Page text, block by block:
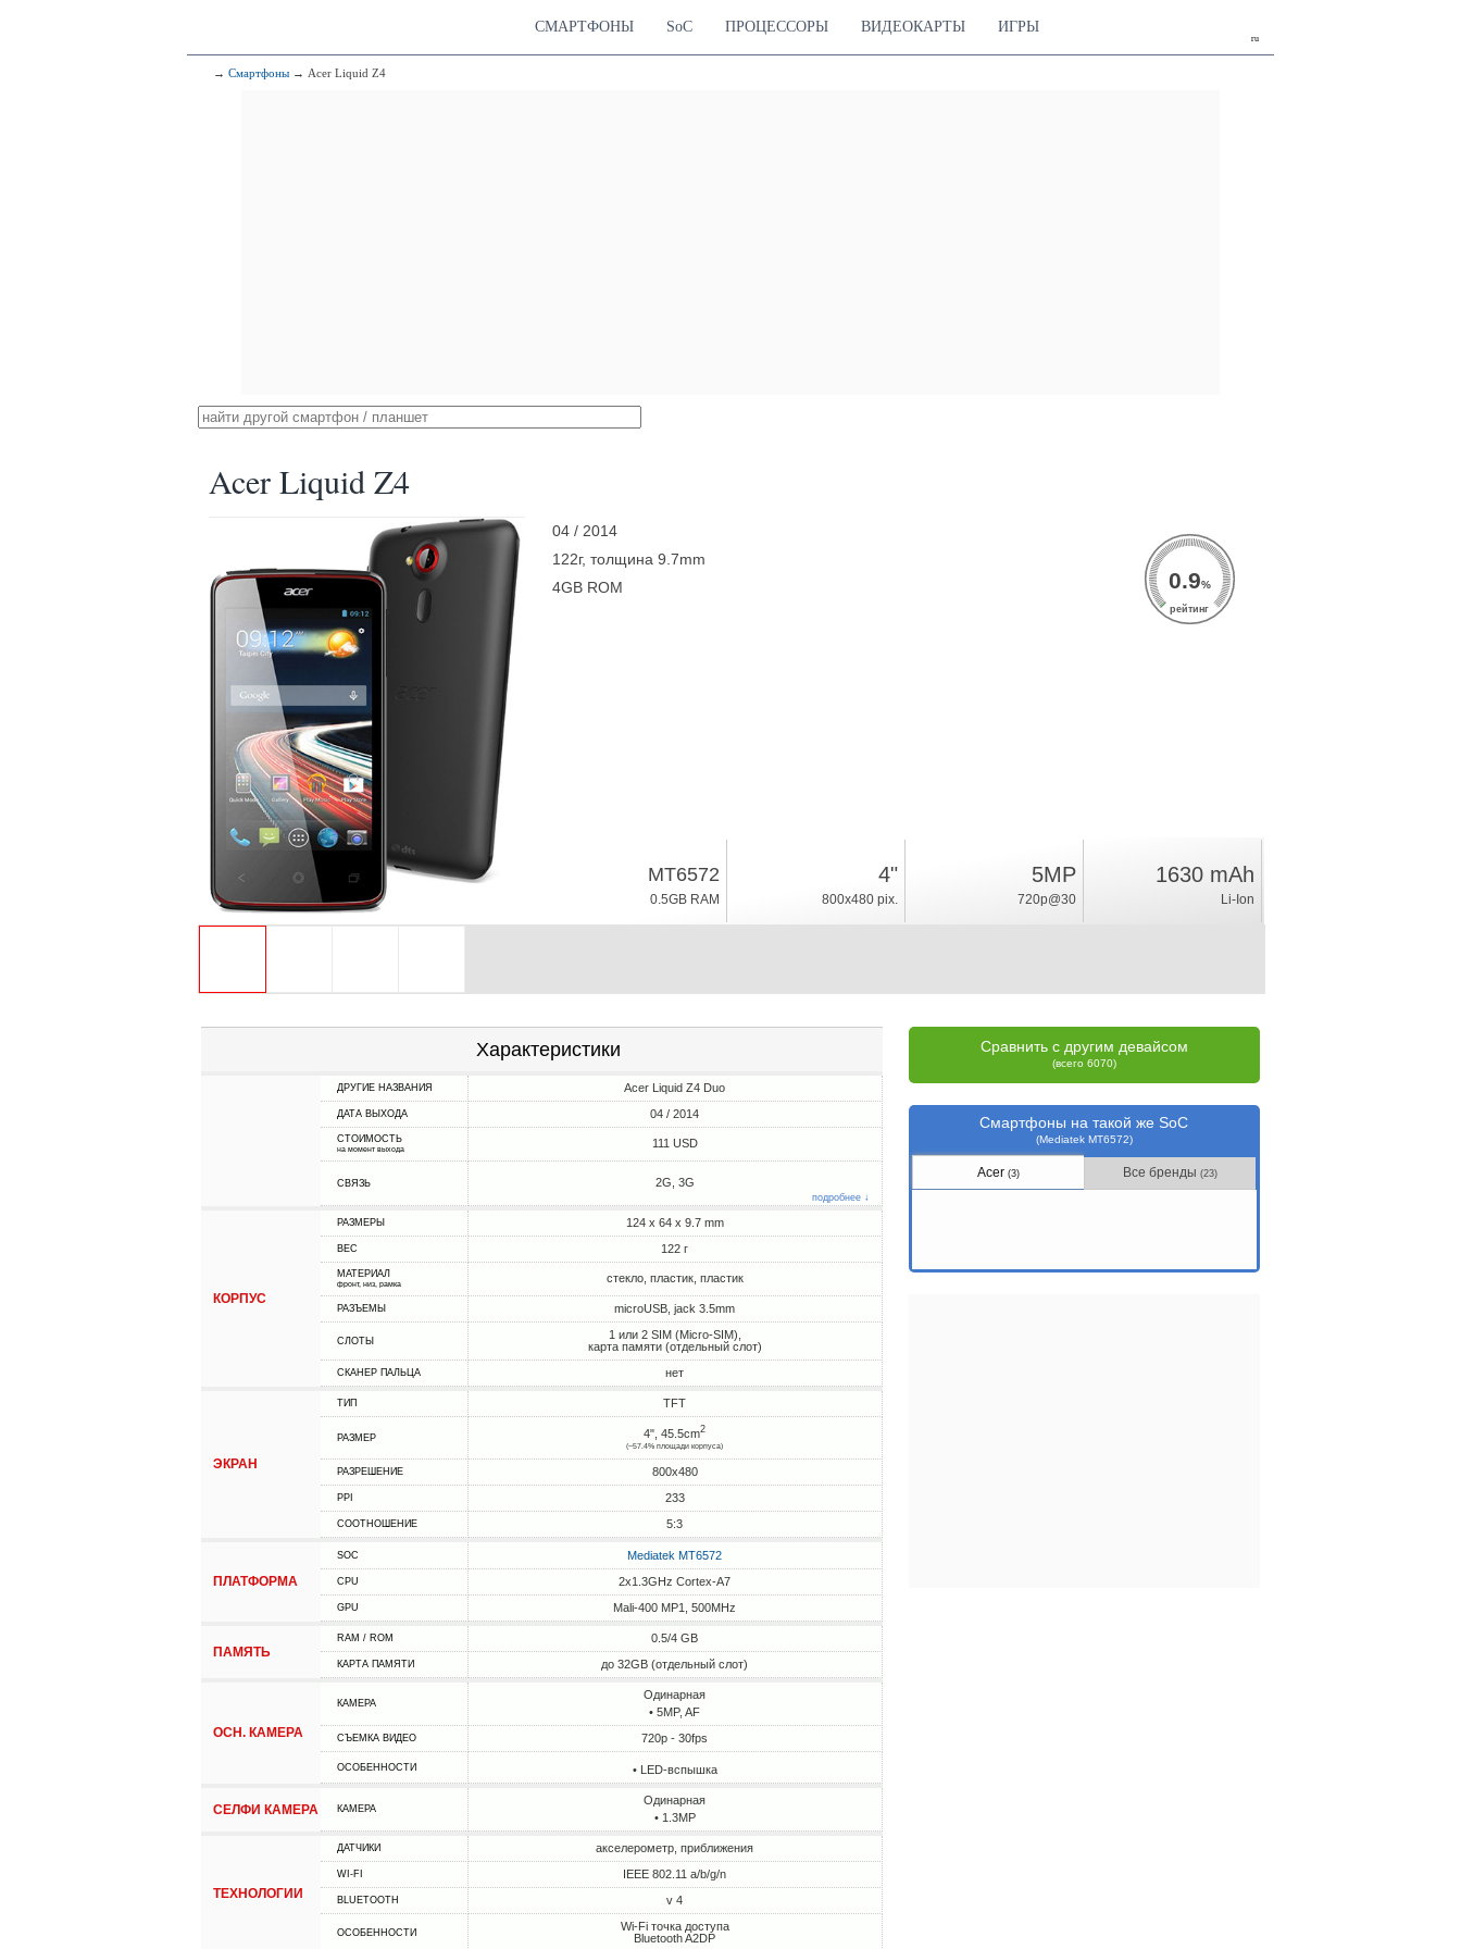
ru
СМАРТФОНЫ SoC ПРОЦЕССОРЫ ВИДЕОКАРТЫ ИГРЫ
→ Смартфоны → Acer Liquid Z4
Acer Liquid Z4
04 / 2014
122г, толщина 9.7mm
4GB ROM
0.9%
рейтинг
MT6572
0.5GB RAM
4"
800x480 pix.
5MP
720p@30
1630 mAh
Li-Ion
Характеристики
ДРУГИЕ НАЗВАНИЯ Acer Liquid Z4 Duo
ДАТА ВЫХОДА 04 / 2014
СТОИМОСТЬ
на момент выхода 111 USD
СВЯЗЬ 2G, 3G
подробнее ↓
КОРПУС
РАЗМЕРЫ 124 x 64 x 9.7 mm
ВЕС 122 г
МАТЕРИАЛ
фронт, низ, рамка стекло, пластик, пластик
РАЗЪЕМЫ microUSB, jack 3.5mm
СЛОТЫ
1 или 2 SIM (Micro-SIM),
карта памяти (отдельный слот)
СКАНЕР ПАЛЬЦА нет
ЭКРАН
ТИП TFT
РАЗМЕР 4", 45.5cm2
(~57.4% площади корпуса)
РАЗРЕШЕНИЕ 800x480
PPI 233
СООТНОШЕНИЕ 5:3
ПЛАТФОРМА
SOC Mediatek MT6572
CPU 2x1.3GHz Cortex-A7
GPU Mali-400 MP1, 500MHz
ПАМЯТЬ
RAM / ROM 0.5/4 GB
КАРТА ПАМЯТИ до 32GB (отдельный слот)
ОСН. КАМЕРА
КАМЕРА
Одинарная
• 5MP, AF
СЪЕМКА ВИДЕО 720p - 30fps
ОСОБЕННОСТИ • LED-вспышка
СЕЛФИ КАМЕРА КАМЕРА
Одинарная
• 1.3MP
ТЕХНОЛОГИИ
ДАТЧИКИ акселерометр, приближения
WI-FI IEEE 802.11 a/b/g/n
BLUETOOTH v 4
ОСОБЕННОСТИ
Wi-Fi точка доступа
Bluetooth A2DP
Сравнить с другим девайсом
(всего 6070)
Смартфоны на такой же SoC
(Mediatek MT6572)
Acer (3) Все бренды (23)